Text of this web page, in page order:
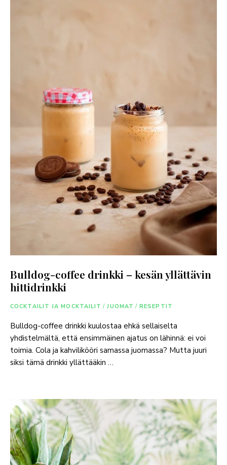
Bulldog-coffee drinkki – kesän yllättävin
hittidrinkki
COCKTAILIT JA MOCKTAILIT / JUOMAT / RESEPTIT
Bulldog-coffee drinkki kuulostaa ehkä sellaiselta
yhdistelmältä, että ensimmäinen ajatus on lähinnä: ei voi
toimia. Cola ja kahvilikööri samassa juomassa? Mutta juuri
siksi tämä drinkki yllättääkin …